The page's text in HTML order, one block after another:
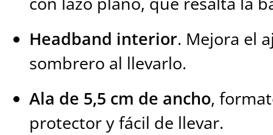
Headband interior. Mejora el
sombrero al llevarlo.
Ala de 5,5 cm de ancho,
protector y fácil de llevar.